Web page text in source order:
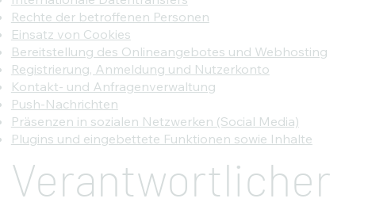
Rechte der betroffenen Personen
Einsatz von Cookies
Bereitstellung des Onlineangebotes und Webhosting
Registrierung, Anmeldung und Nutzerkonto
Kontakt- und Anfragenverwaltung
Push-Nachrichten
Präsenzen in sozialen Netzwerken (Social Media)
Plugins und eingebettete Funktionen sowie Inhalte
Verantwortlicher